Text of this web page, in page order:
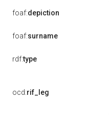
foaf:depiction
foaf:surname
rdf:type
ocd:rif_leg